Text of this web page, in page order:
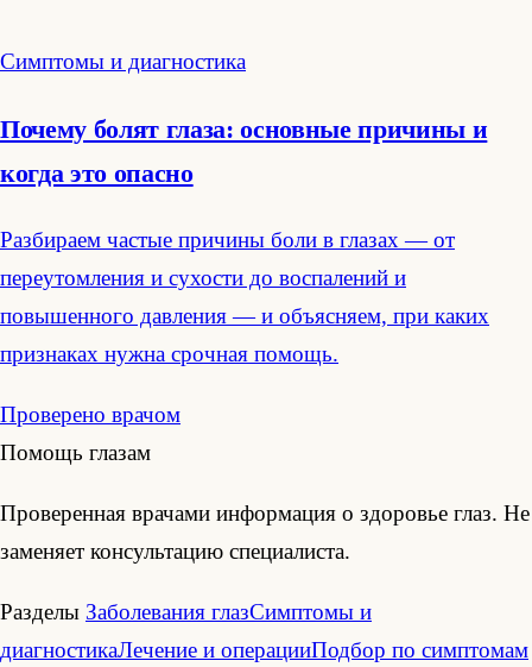
Симптомы и диагностика
Почему болят глаза: основные причины и
когда это опасно
Разбираем частые причины боли в глазах — от
переутомления и сухости до воспалений и
повышенного давления — и объясняем, при каких
признаках нужна срочная помощь.
Проверено врачом
Помощь глазам
Проверенная врачами информация о здоровье глаз. Не
заменяет консультацию специалиста.
Разделы Заболевания глазСимптомы и
диагностикаЛечение и операцииПодбор по симптомам